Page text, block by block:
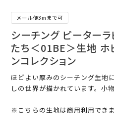
メール便3mまで可
シーチング ピーターラ
たち＜01BE＞生地 ホ
ンコレクション
ほどよい厚みのシーチング生地
しの世界が描かれています。小
※こちらの生地は商用利用できま